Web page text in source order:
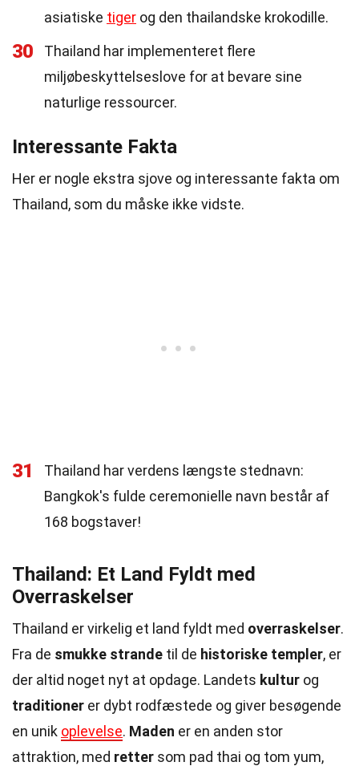
asiatiske tiger og den thailandske krokodille.
30
Thailand har implementeret flere
miljøbeskyttelseslove for at bevare sine
naturlige ressourcer.
Interessante Fakta
Her er nogle ekstra sjove og interessante fakta om
Thailand, som du måske ikke vidste.
31
Thailand har verdens længste stednavn:
Bangkok's fulde ceremonielle navn består af
168 bogstaver!
Thailand: Et Land Fyldt med
Overraskelser
Thailand er virkelig et land fyldt med overraskelser.
Fra de smukke strande til de historiske templer, er
der altid noget nyt at opdage. Landets kultur og
traditioner er dybt rodfæstede og giver besøgende
en unik oplevelse. Maden er en anden stor
attraktion, med retter som pad thai og tom yum,